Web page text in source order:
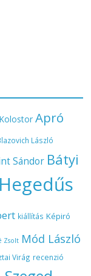
Apró
László
Sándor Bátyi
Hegedűs
kiállítás Képiró
Zsolt Mód László
Virág recenzió